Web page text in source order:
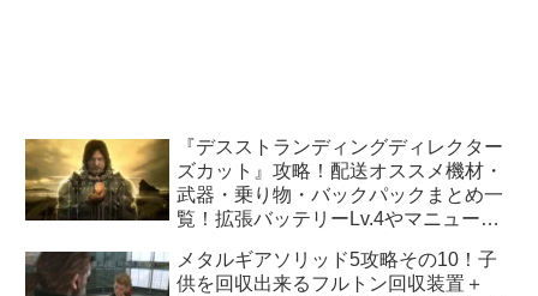
『デスストランディングディレクター
ズカット』攻略！配送オススメ機材・
武器・乗り物・バックパックまとめ一
覧！拡張バッテリーLv.4やマニューバ
る！？
メタルギアソリッド5攻略その10！子
供を回収出来るフルトン回収装置＋